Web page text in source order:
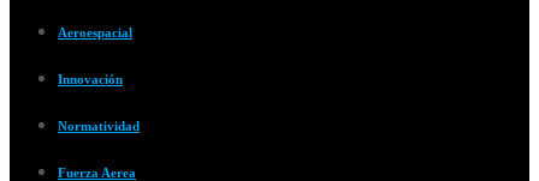
Aeroespacial
Innovación
Normatividad
Fuerza Aerea